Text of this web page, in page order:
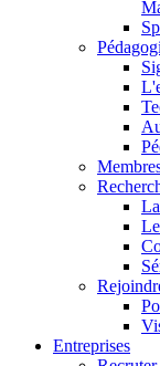
Entreprises